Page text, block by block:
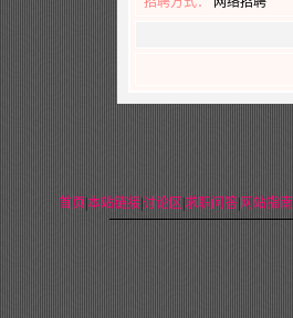
首页 本站链接讨论区 求职问答 网站指南